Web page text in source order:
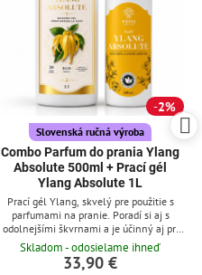
2%
Slovenská ručná výroba
Combo Parfum do prania Ylang
Absolute 500ml + Prací gél
Ylang Absolute 1L
Prací gél Ylang, skvelý pre použitie s
parfumami na pranie. Poradí si aj s
odolnejšími škvrnami a je účinný aj pri
nízkych teplotách
Skladom - odosielame ihneď
33,90 €